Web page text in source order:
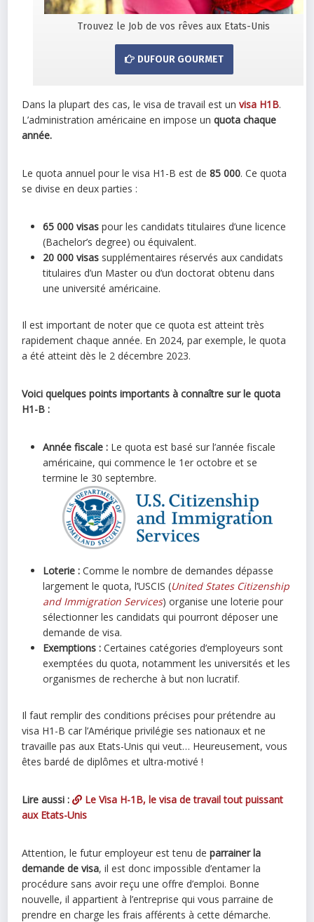
Trouvez le Job de vos rêves aux Etats-Unis
DUFOUR GOURMET
Dans la plupart des cas, le visa de travail est unvisa H1B.
L’administration américaine en impose unquota chaque
année.
Le quota annuel pour le visa H1-B est de85 000. Ce quota
se divise en deux parties :
65 000 visas pour les candidats titulaires d’une licence
(Bachelor’s degree) ou équivalent.
20 000 visas supplémentaires réservés aux candidats
titulaires d’un Master ou d’un doctorat obtenu dans
une université américaine.
Il est important de noter que ce quota est atteint très
rapidement chaque année. En 2024, par exemple, le quota
a été atteint dès le 2 décembre 2023.
Voici quelques points importants à connaître sur le quota
H1-B :
Année fiscale : Le quota est basé sur l’année fiscale
américaine, qui commence le 1er octobre et se
termine le 30 septembre.
Loterie : Comme le nombre de demandes dépasse
largement le quota, l’USCIS (United States Citizenship
and Immigration Services) organise une loterie pour
sélectionner les candidats qui pourront déposer une
demande de visa.
Exemptions : Certaines catégories d’employeurs sont
exemptées du quota, notamment les universités et les
organismes de recherche à but non lucratif.
Il faut remplir des conditions précises pour prétendre au
visa H1-B car l’Amérique privilégie ses nationaux et ne
travaille pas aux Etats-Unis qui veut… Heureusement, vous
êtes bardé de diplômes et ultra-motivé !
Lire aussi :
Le Visa H-1B, le visa de travail tout puissant
aux Etats-Unis
Attention, le futur employeur est tenu deparrainer la
demande de visa, il est donc impossible d’entamer la
procédure sans avoir reçu une offre d’emploi. Bonne
nouvelle, il appartient à l’entreprise qui vous parraine de
prendre en charge les frais afférents à cette démarche.